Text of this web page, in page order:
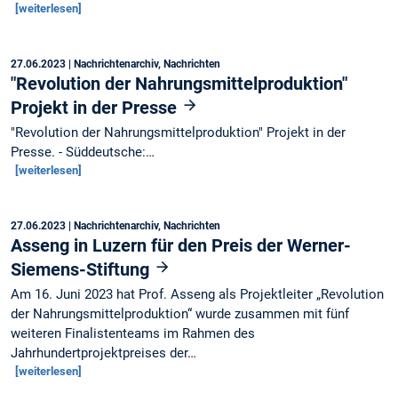
[weiterlesen]
27.06.2023 | Nachrichtenarchiv, Nachrichten
"Revolution der Nahrungsmittelproduktion"
Projekt in der Presse
"Revolution der Nahrungsmittelproduktion" Projekt in der
Presse. - Süddeutsche:…
[weiterlesen]
27.06.2023 | Nachrichtenarchiv, Nachrichten
Asseng in Luzern für den Preis der Werner-
Siemens-Stiftung
Am 16. Juni 2023 hat Prof. Asseng als Projektleiter „Revolution
der Nahrungsmittelproduktion“ wurde zusammen mit fünf
weiteren Finalistenteams im Rahmen des
Jahrhundertprojektpreises der…
[weiterlesen]